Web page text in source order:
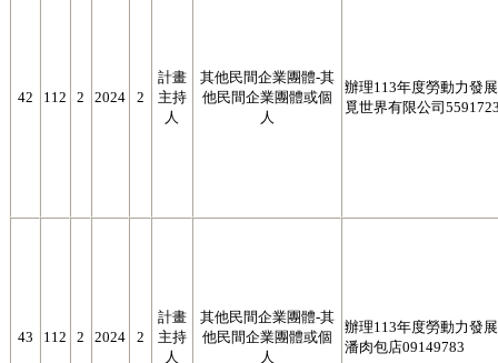
42 112 2 2024 2
計畫
主持
人
其他民間企業團體-其
他民間企業團體或個
人
辦理113年度勞動力發
覓世界有限公司
43 112 2 2024 2
計畫
主持
人
其他民間企業團體-其
他民間企業團體或個
人
辦理113年度勞動力發
潘肉包店09149783